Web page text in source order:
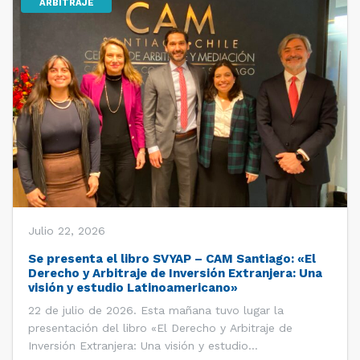
ARBITRAJE
Julio 22, 2026
Se presenta el libro SVYAP – CAM Santiago: «El
Derecho y Arbitraje de Inversión Extranjera: Una
visión y estudio Latinoamericano»
22 de julio de 2026. Esta mañana tuvo lugar la
presentación del libro «El Derecho y Arbitraje de
Inversión Extranjera: Una visión y estudio